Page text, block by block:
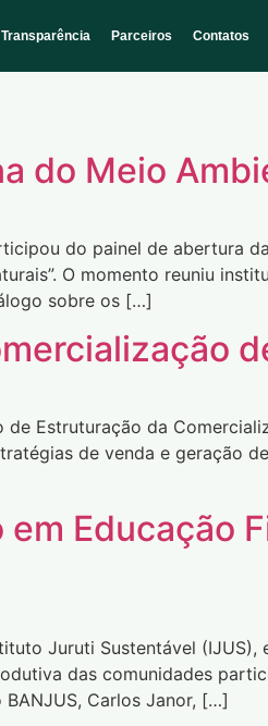
Transparência Parceiros Contatos
do Meio
do painel de abertura
O momento reuniu
sobre os […]
Estruturação da
de venda e geração
Educação
Juruti Sustentável (IJUS),
das comunidades
Carlos Janor, […]